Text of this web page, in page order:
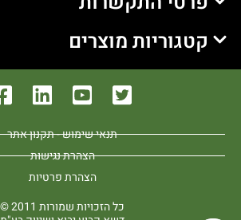
קטגוריות מוצרים
תנאי שימוש - תקנון אתר
הצהרת נגישות
הצהרת פרטיות
כל הזכויות שמורות 2011 ©